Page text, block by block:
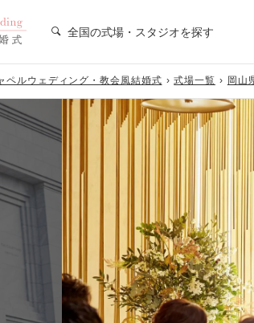
全国の式場・スタジオを探す
ペルウェディング・教会風結婚式 式場一覧 岡山